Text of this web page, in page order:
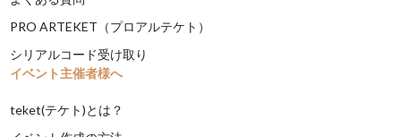
PRO ARTEKET（プロアルテケト）
シリアルコード受け取り
イベント主催者様へ
teket(テケト)とは？